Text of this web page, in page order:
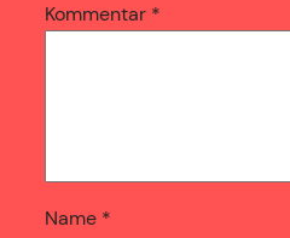
Kommentar *
Name *